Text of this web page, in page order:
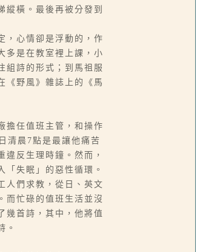
縱橫。最後再被分發到
，心情卻是浮動的，作
多是在教室裡上課，小
組詩的形式；到馬祖服
《野風》雜誌上的《馬
擔任值班主管，和操作
清晨7點是最讓他痛苦
違反生理時鐘。然而，
「失眠」的惡性循環。
人們求教，從日、英文
而忙碌的值班生活並沒
幾首詩，其中，他將值
。